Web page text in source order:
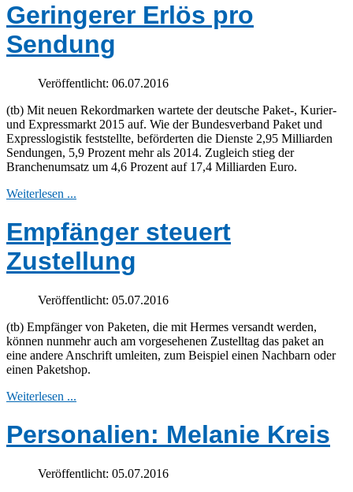
Geringerer Erlös pro
Sendung
Veröffentlicht: 06.07.2016
(tb) Mit neuen Rekordmarken wartete der deutsche Paket-, Kurier-
und Expressmarkt 2015 auf. Wie der Bundesverband Paket und
Expresslogistik feststellte, beförderten die Dienste 2,95 Milliarden
Sendungen, 5,9 Prozent mehr als 2014. Zugleich stieg der
Branchenumsatz um 4,6 Prozent auf 17,4 Milliarden Euro.
Weiterlesen ...
Empfänger steuert
Zustellung
Veröffentlicht: 05.07.2016
(tb) Empfänger von Paketen, die mit Hermes versandt werden,
können nunmehr auch am vorgesehenen Zustelltag das paket an
eine andere Anschrift umleiten, zum Beispiel einen Nachbarn oder
einen Paketshop.
Weiterlesen ...
Personalien: Melanie Kreis
Veröffentlicht: 05.07.2016